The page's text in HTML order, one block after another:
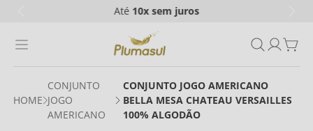
Até 10xsem juros
CONJUNTO
JOGO
AMERICANO
CONJUNTO JOGO AMERICANO
BELLA MESA CHATEAU VERSAILLES
100% ALGODÃO